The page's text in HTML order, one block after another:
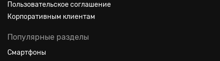
Пользовательское соглашение
Корпоративным клиентам
Популярные разделы
Смартфоны